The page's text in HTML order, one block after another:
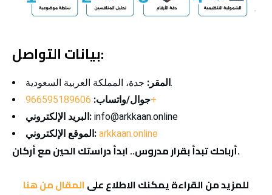
بيانات التواصل:
المقر:جدة، المملكة العربية السعودية.
جوال/واتساب:966595189606+
البريد الإلكتروني: info@arkkaan.online
الموقع الإلكتروني: arkkaan.online
أرباحك تبدأ بقرار مدروس.. ابدأ دراستك الحين مع أركان.
للمزيد من القراءة يمكنك الاطلاع علىالمقال من هنا